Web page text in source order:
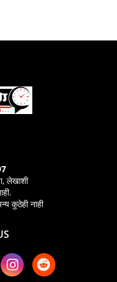
लेखाशी
कुठेही नाही